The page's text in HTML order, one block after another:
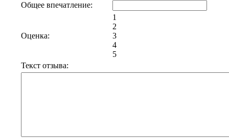
Общее впечатление:
Оценка:
1
2
3
4
5
Текст отзыва: